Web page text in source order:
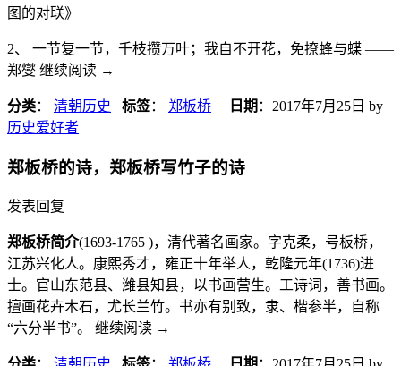
图的对联》
2、 一节复一节，千枝攒万叶；我自不开花，免撩蜂与蝶 ——
郑燮 继续阅读 →
分类： 清朝历史 标签： 郑板桥 日期 ： 2017年7月25日 by
历史爱好者
郑板桥的诗，郑板桥写竹子的诗
发表回复
郑板桥简介(1693-1765 )，清代著名画家。字克柔，号板桥，
江苏兴化人。康熙秀才，雍正十年举人，乾隆元年(1736)进
士。官山东范县、潍县知县，以书画营生。工诗词，善书画。
擅画花卉木石，尤长兰竹。书亦有别致，隶、楷参半，自称
“六分半书”。 继续阅读 →